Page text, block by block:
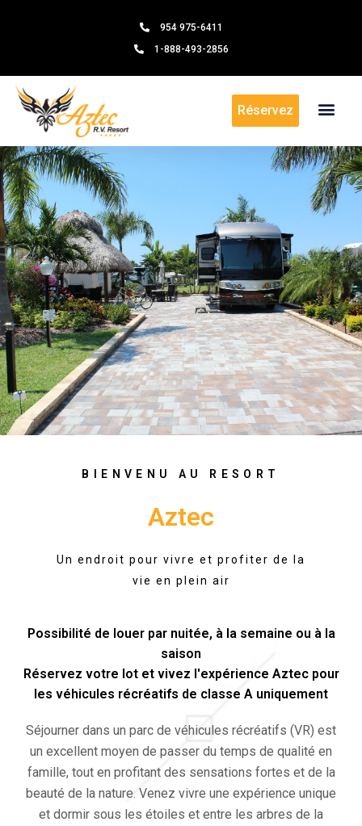
954 975-6411
1-888-493-2856
Réservez
BIENVENU AU RESORT
Aztec
Un endroit pour vivre et profiter de la
vie en plein air
Possibilité de louer par nuitée, à la semaine ou à la
saison
Réservez votre lot et vivez l'expérience Aztec pour
les véhicules récréatifs de classe A uniquement
Séjourner dans un parc de véhicules récréatifs (VR) est
un excellent moyen de passer du temps de qualité en
famille, tout en profitant des sensations fortes et de la
beauté de la nature. Venez vivre une expérience unique
et dormir sous les étoiles et entre les arbres de la